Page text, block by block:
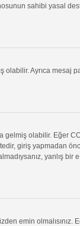
sahibi yasal
Ayrıca mesaj
olabilir. Eğer
giriş yapmadan
yanlış
emin